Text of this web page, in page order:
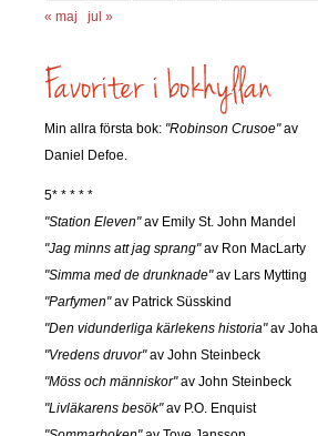
« maj
jul »
Min allra första bok: "Robinson Crusoe"av
Daniel Defoe.
5* * * * *
"Station Eleven"av Emily St. John Mandel
"Jag minns att jag sprang"av Ron MacLarty
"Simma med de drunknade"av Lars Mytting
"Parfymen"av Patrick Süsskind
"Den vidunderliga kärlekens historia"av
"Vredens druvor"av John Steinbeck
"Möss och människor"av John Steinbeck
"Livläkarens besök"av P.O. Enquist